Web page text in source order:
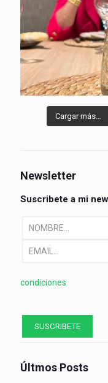
Cargar más…
Newsletter
Suscribete a mi
condiciones
Últmos Posts